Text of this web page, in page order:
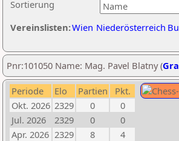
Sortierung
Vereinslisten:Wien Niederösterreich
Pnr:101050 Name: Mag. Pavel Blatny (
Periode Elo Partien
Pkt.
Okt. 2026 2329 0
0
Jul. 2026
2329 0
0
Apr. 2026 2329 8
4